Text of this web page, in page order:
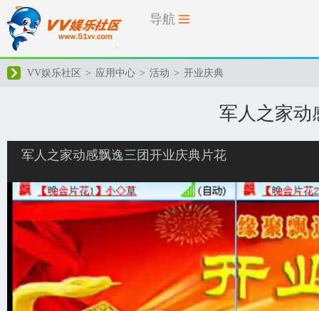
导航
VV娱乐社区 > 应用中心 > 活动 > 开业庆典
军人之家动
军人之家动感飘逸三团开业庆典片花